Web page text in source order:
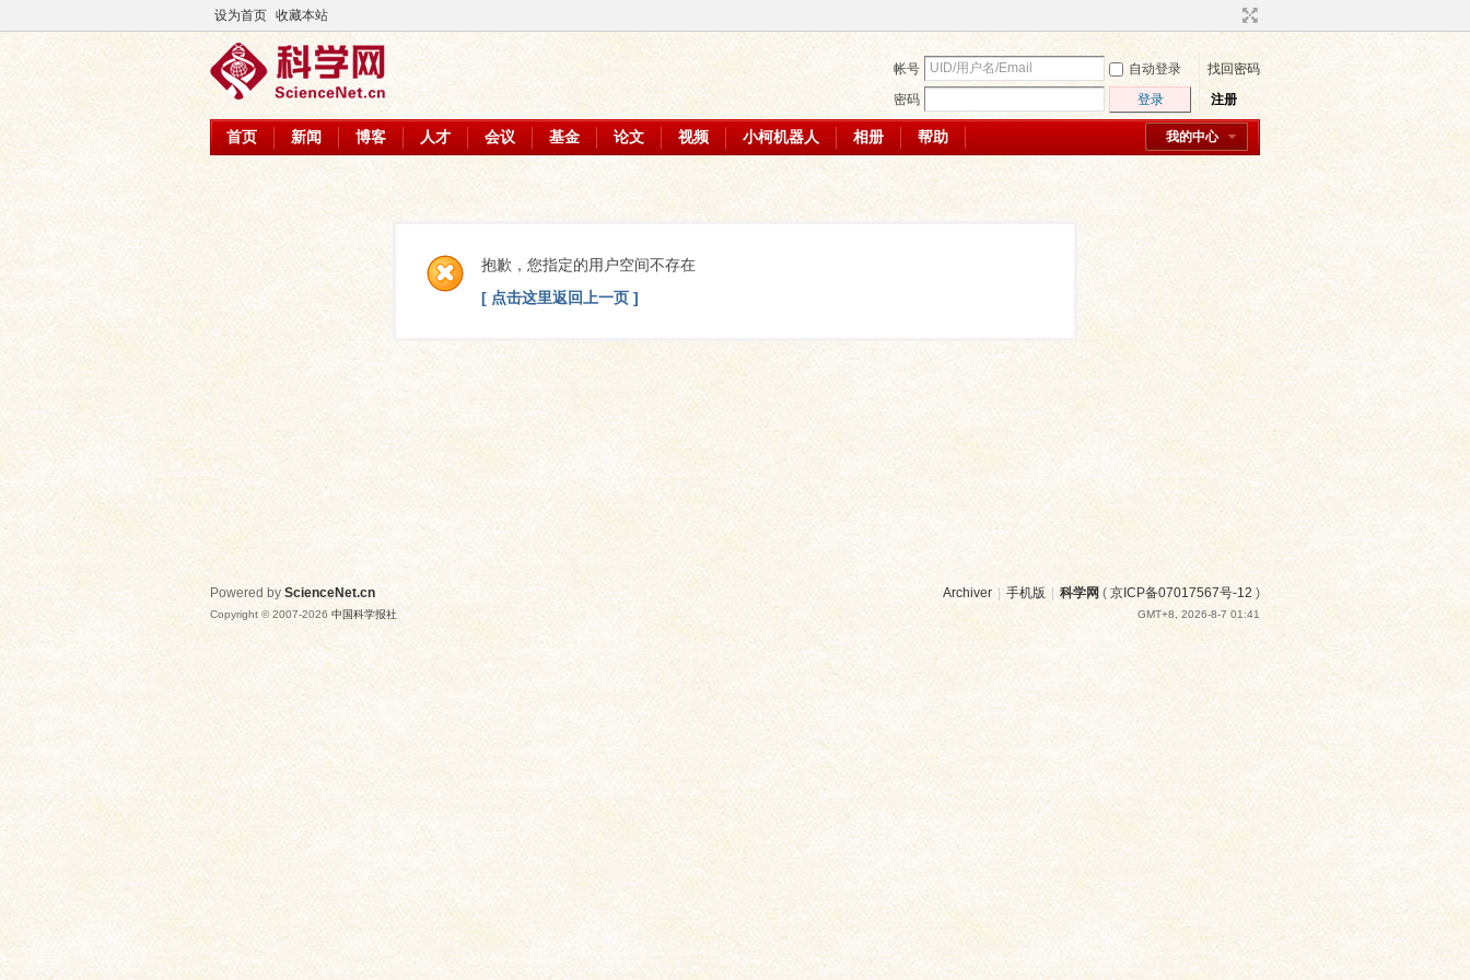
设为首页 收藏本站
帐号 自动登录
找回密码
密码
登录 注册
我的中心
首页 新闻 博客 人才 会议 基金 论文 视频 小柯机器人 相册 帮助
抱歉，您指定的用户空间不存在
[ 点击这里返回上一页 ]
Archiver 手机版 科学网 (京ICP备07017567号-12 )
GMT+8, 2026-8-7 01:41
Powered by ScienceNet.cn
Copyright © 2007-2026中国科学报社